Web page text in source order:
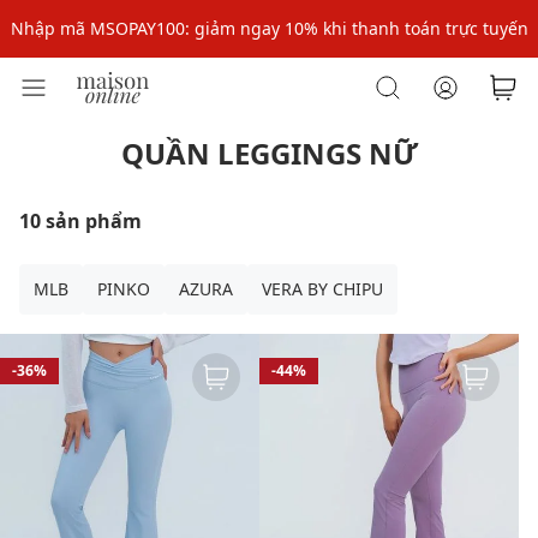
Nhập mã MSOPAY100: giảm ngay 10% khi thanh toán trực tuyến
Nhập mã: MSOXINCHAO - Giảm 10% đơn đầu cho thành viên mới!
Nhập mã: MSOXINCHAO - Giảm 10% đơn đầu cho thành viên mới!
QUẦN LEGGINGS NỮ
10 sản phẩm
MLB PINKO AZURA VERA BY CHIPU
-36% -44%